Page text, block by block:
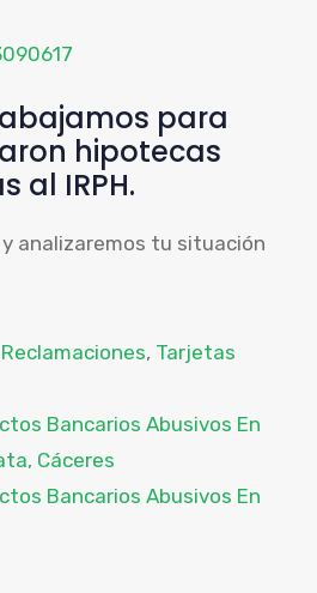
para
hipotecas
al IRPH.
analizaremos tu situación
Reclamaciones, Tarjetas
Bancarios Abusivos En
Cáceres
Bancarios Abusivos En